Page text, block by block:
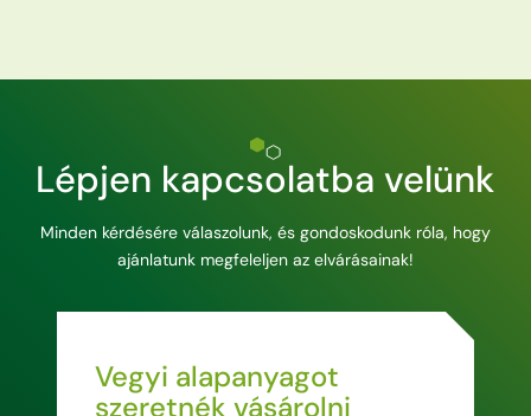
Lépjen kapcsolatba velünk
Minden kérdésére válaszolunk, és gondoskodunk róla, hogy
ajánlatunk megfeleljen az elvárásainak!
Vegyi alapanyagot
szeretnék vásárolni